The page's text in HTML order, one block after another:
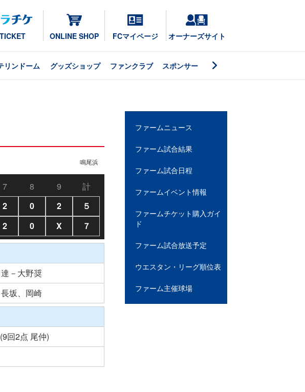
TICKET ONLINE SHOP FCマイページ オーナーズサイト
リンドーム グッズショップ ファンクラブ スポンサー
鳴尾浜
7 8 9
計
2 0 2
５
2 0 X ７
－大野奨
坂、岡崎
回2点 尾仲)
ファームニュース
ファーム試合結果
ファーム試合日程
ファームイベント情報
ファームチケット購入ガイ
ド
ファーム試合放送予定
ウエスタン・リーグ順位表
ファーム主催球場